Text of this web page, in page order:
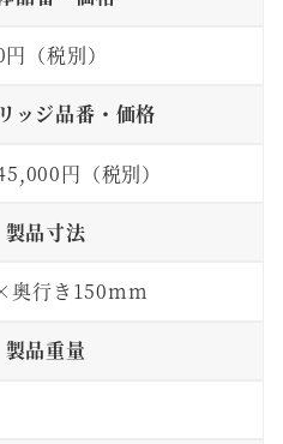
（税別）
ッジ品番・価格
円（税別）
製品寸法
行き150mm
製品重量